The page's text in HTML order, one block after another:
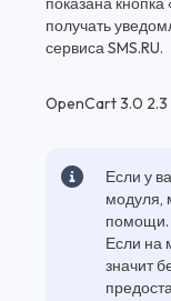
получать
сервиса SMS.RU.
OpenCart 3.0 2.3
Если у
модуля,
помощи.
Если на
значит